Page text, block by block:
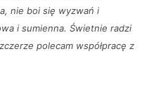
nie boi się wyzwań i
i sumienna. Świetnie radzi
polecam współpracę z